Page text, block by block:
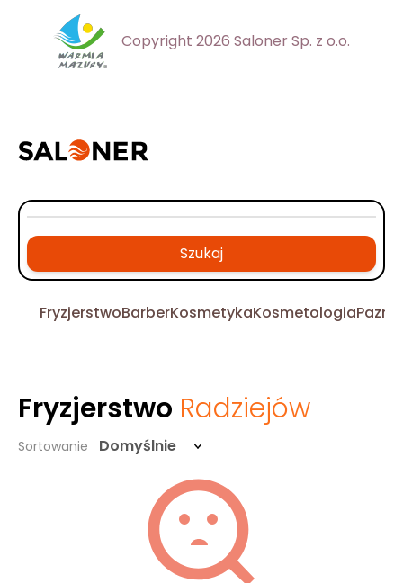
Copyright 2026 Saloner Sp. z o.o.
Szukaj
FryzjerstwoBarberKosmetykaKosmetologia
Fryzjerstwo Radziejów
Sortowanie Domyślnie